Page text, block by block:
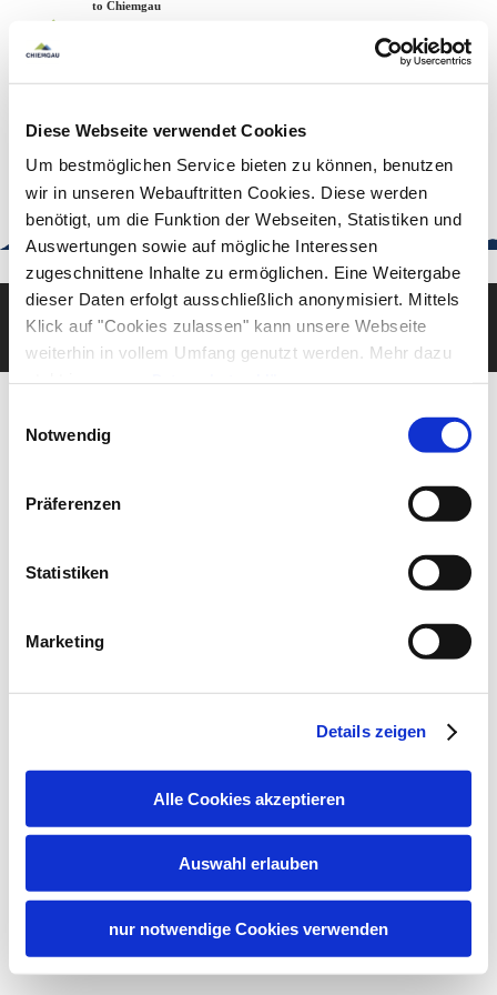
Diese Webseite verwendet Cookies
Um bestmöglichen Service bieten zu können, benutzen
wir in unseren Webauftritten Cookies. Diese werden
benötigt, um die Funktion der Webseiten, Statistiken und
Auswertungen sowie auf mögliche Interessen
zugeschnittene Inhalte zu ermöglichen. Eine Weitergabe
dieser Daten erfolgt ausschließlich anonymisiert. Mittels
Klick auf "Cookies zulassen" kann unsere Webseite
weiterhin in vollem Umfang genutzt werden. Mehr dazu
steht in unserer Datenschutzerklärung.
gelistet.
Notwendig
Präferenzen
Statistiken
Marketing
Details zeigen
Alle Cookies akzeptieren
Auswahl erlauben
nur notwendige Cookies verwenden
Back to the home page
Welcome to Chiemgau
urlaub@chiemgau.bayern
+49 (861) 988 231-20
Good to know
Deutsch English